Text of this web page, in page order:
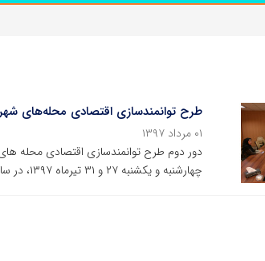
طرح توانمندسازی اقتصادی محله‌های
۰۱ مرداد ۱۳۹۷
چهارشنبه و یکشنبه ۲۷ و ۳۱ تیرماه ۱۳۹۷، در ساختمان شهرداری ناحیه ۴ منطقه ۱۱ شهر تهران برگزار شد.